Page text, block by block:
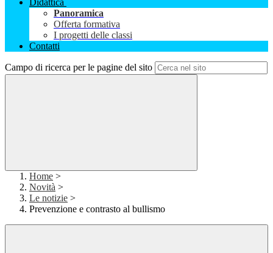
Didattica
Panoramica
Offerta formativa
I progetti delle classi
Contatti
Campo di ricerca per le pagine del sito
Home >
Novità >
Le notizie >
Prevenzione e contrasto al bullismo